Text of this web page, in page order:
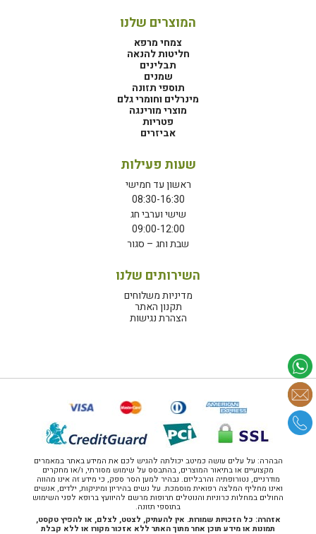
המוצרים שלנו
צמחי מרפא
חליטות להנאה
תבלינים
שמנים
תוספי תזונה
מינרלים וחומרי גלם
מוצרי מורינגה
פטריות
אביזרים
שעות פעילות
ראשון עד חמישי
08:30-16:30
שישי וערבי חג
09:00-12:00
שבת וחג – סגור
השירותים שלנו
מדיניות משלוחים
תקנון האתר
הצהרת נגישות
הבהרה: על עלים עושה כמיטב יכולתה להגיש לכם את המידע באתר במאמרים
מקצועיים או בתיאור המוצרים, בהתבסס על שימוש מסורתי, ו/או מחקרים
מודרניים, נטורופתיה והרבליזם. נבהיר למען הסר ספק, כי מידע זה אינו מהווה
ואינו מחליף המלצה רפואית מוסמכת. על נשים בהיריון ומיניקות, ילדים, אנשים
החולים במחלות כרוניות והנוטלים תרופות מרשם להיוועץ ברופא לפני השימוש
בתוספי תזונה.
אזהרה: כל הזכויות שמורות. אין להעתיק, לצטט, לצלם, או להפיץ טקסט,
תמונות או מידע תוכן אחר מתוך האתר ללא אזכור מקורו או ללא קבלת